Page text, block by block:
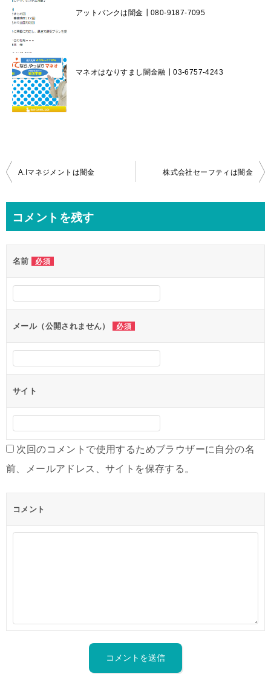
アットバンクは闇金┃080-9187-7095
マネオはなりすまし闇金融┃03-6757-4243
投
ビ
ー
シ
ョ
ン
A.Iマネジメントは闇金 株式会社セーフティは闇金
コメントを残す
名前 必須
メール（公開されません） 必須
サイト
次回のコメントで使用するためブラウザーに自分の名
前、メールアドレス、サイトを保存する。
コメント